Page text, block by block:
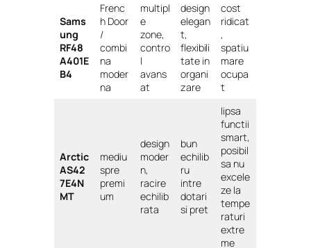
Sams
ung
RF48
A401E
B4
Frenc
h Door
/
combi
na
moder
na
multipl
e
zone,
contro
l
avans
at
design
elegan
t,
flexibili
tate in
organi
zare
cost
ridicat
,
spatiu
mare
ocupa
t
Arctic
AS42
7E4N
MT
mediu
spre
premi
um
design
moder
n,
racire
echilib
rata
bun
echilib
ru
intre
dotari
si pret
lipsa
functii
smart,
posibil
sa nu
excele
ze la
tempe
raturi
extre
me